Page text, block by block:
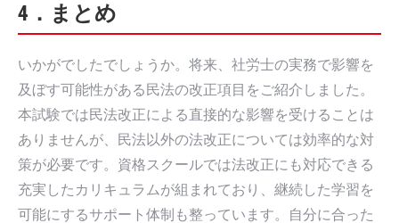
4．まとめ
いかがでしたでしょうか。将来、社労士の実務で影響を
及ぼす可能性がある民法の改正項目をご紹介しました。
本試験では民法改正による直接的な影響を受けることは
ありませんが、民法以外の法改正については効率的な対
策が必要です。資格スクールでは法改正にも対応できる
充実したカリキュラムが組まれており、継続した学習を
可能にするサポート体制も整っています。自分に合った